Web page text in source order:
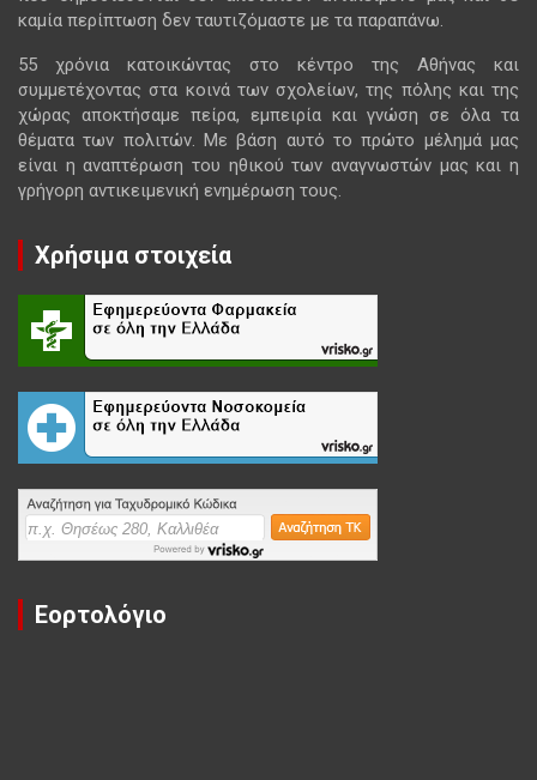
καμία περίπτωση δεν ταυτιζόμαστε με τα παραπάνω.
55 χρόνια κατοικώντας στο κέντρο της Αθήνας και
συμμετέχοντας στα κοινά των σχολείων, της πόλης και της
χώρας αποκτήσαμε πείρα, εμπειρία και γνώση σε όλα τα
θέματα των πολιτών. Με βάση αυτό το πρώτο μέλημά μας
είναι η αναπτέρωση του ηθικού των αναγνωστών μας και η
γρήγορη αντικειμενική ενημέρωση τους.
Χρήσιμα στοιχεία
Εορτολόγιο